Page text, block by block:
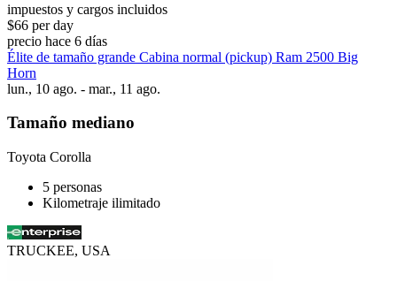
impuestos y cargos incluidos
$66 per day
precio hace 6 días
Élite de tamaño grande Cabina normal (pickup) Ram 2500 Big
Horn
lun., 10 ago. - mar., 11 ago.
Tamaño mediano
Toyota Corolla
5 personas
Kilometraje ilimitado
TRUCKEE, USA